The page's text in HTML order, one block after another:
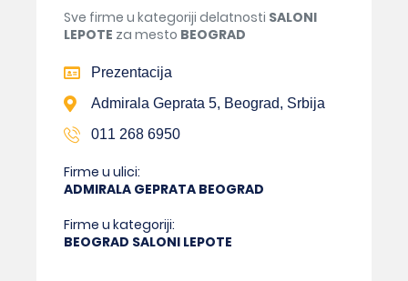
Sve firme u kategoriji delatnosti SALONI
LEPOTE za mesto BEOGRAD
Prezentacija
Admirala Geprata 5, Beograd, Srbija
011 268 6950
Firme u ulici:
ADMIRALA GEPRATA BEOGRAD
Firme u kategoriji:
BEOGRAD SALONI LEPOTE